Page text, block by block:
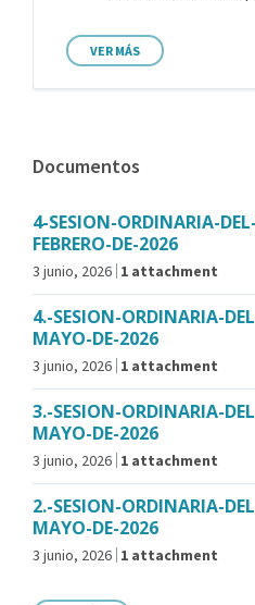
VER MÁS
Documentos
4-SESION-ORDINARIA-
FEBRERO-DE-2026
3 junio, 2026 1 attachment
4.-SESION-ORDINARIA-
MAYO-DE-2026
3 junio, 2026 1 attachment
3.-SESION-ORDINARIA-
MAYO-DE-2026
3 junio, 2026 1 attachment
2.-SESION-ORDINARIA-
MAYO-DE-2026
3 junio, 2026 1 attachment